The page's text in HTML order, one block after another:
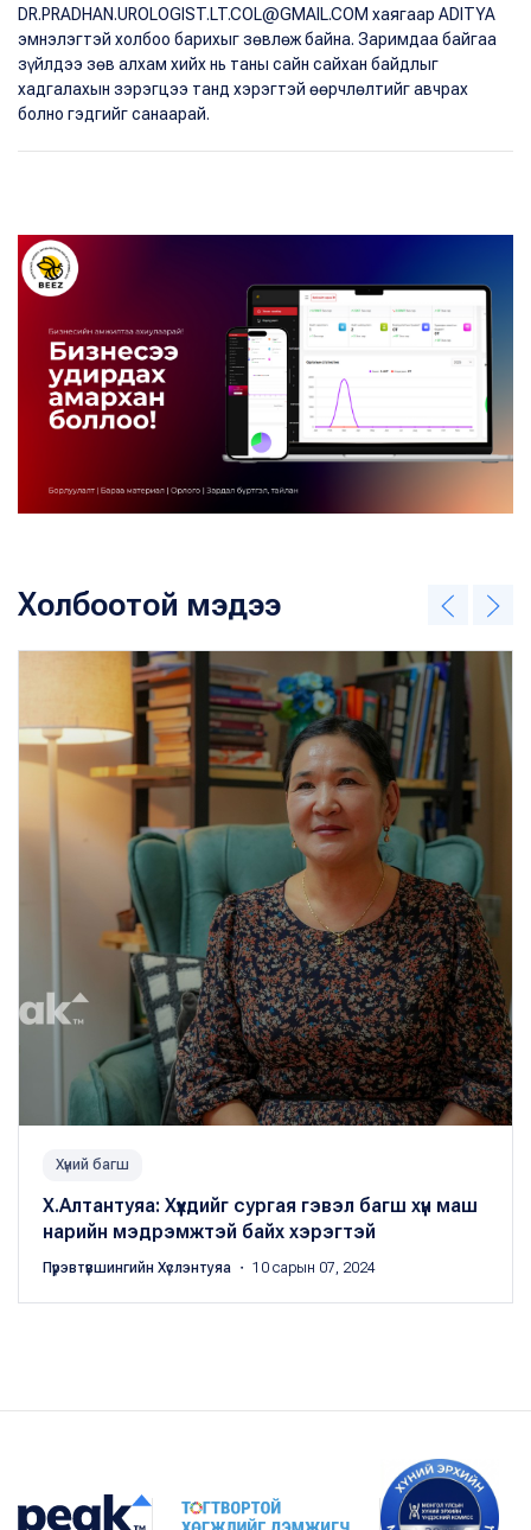
DR.PRADHAN.UROLOGIST.LT.COL@GMAIL.COM хаягаар ADITYA
эмнэлэгтэй холбоо барихыг зөвлөж байна. Заримдаа байгаа
зүйлдээ зөв алхам хийх нь таны сайн сайхан байдлыг
хадгалахын зэрэгцээ танд хэрэгтэй өөрчлөлтийг авчрах
болно гэдгийг санаарай.
Холбоотой мэдээ
Хүний багш
Х.Алтантуяа: Хүүхдийг сургая гэвэл багш хүн маш
нарийн мэдрэмжтэй байх хэрэгтэй
Пүрэвтүвшингийн Хүслэнтуяа ・ 10 сарын 07, 2024